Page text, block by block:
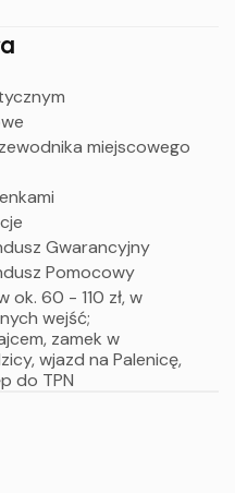
i może ulegać zmianom
miejscowego
Gwarancyjny
Pomocowy
60 - 110 zł, w
wejść;
zamek w
wjazd na Palenicę,
do TPN